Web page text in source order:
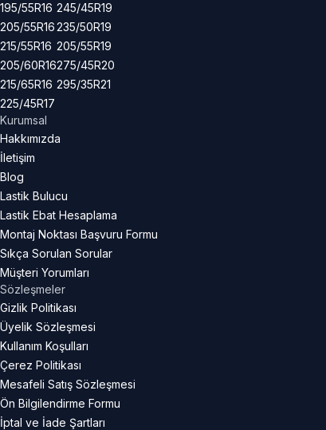
195/55R16
205/55R16
215/55R16
205/60R16
215/65R16
225/45R17
245/45R19
235/50R19
205/55R19
275/45R20
295/35R21
Kurumsal
Hakkımızda
İletişim
Blog
Lastik Bulucu
Lastik Ebat Hesaplama
Montaj Noktası Başvuru Formu
Sıkça Sorulan Sorular
Müşteri Yorumları
Sözleşmeler
Gizlik Politikası
Üyelik Sözleşmesi
Kullanım Koşulları
Çerez Politikası
Mesafeli Satış Sözleşmesi
Ön Bilgilendirme Formu
İptal ve İade Şartları